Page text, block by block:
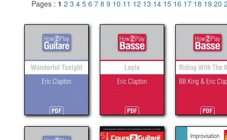
Pages : 1 2 3 4 5 6 7 8 9 10 11 12 13 14 15 16 17 18 19 20